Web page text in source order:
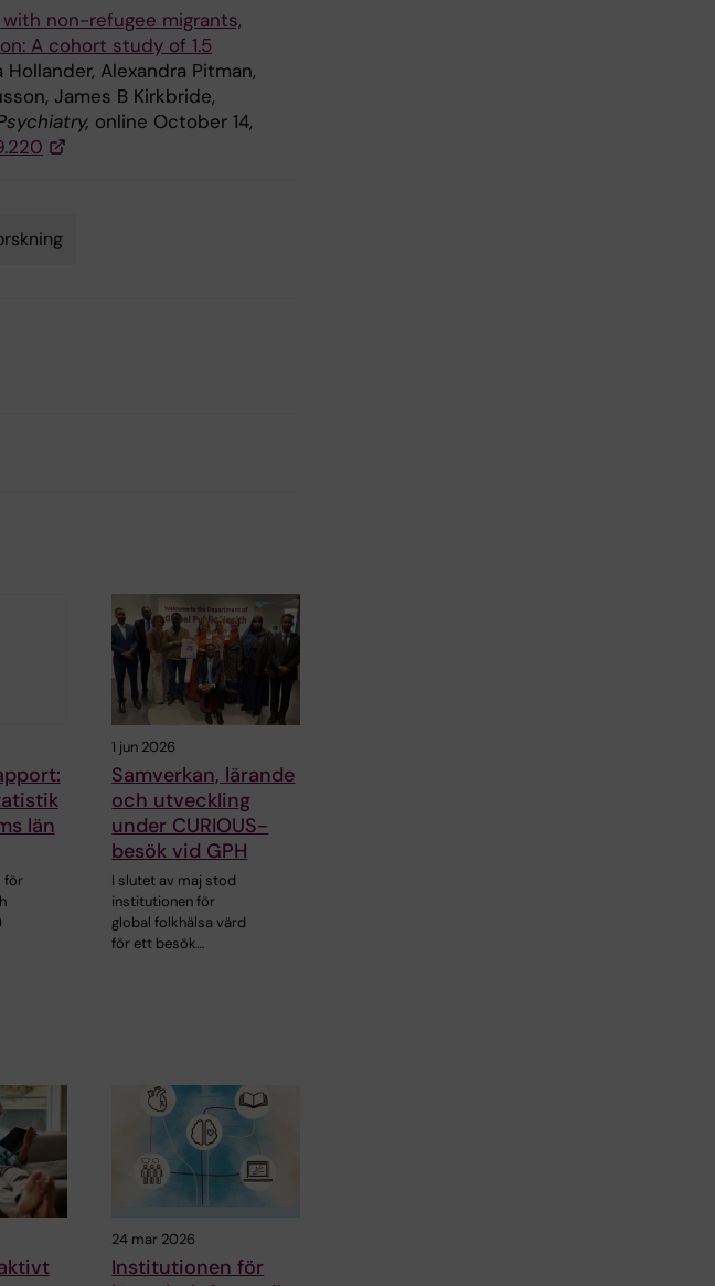
non-refugee migrants,
A cohort study of 1.5
Hollander, Alexandra Pitman,
James B Kirkbride,
online October 14,
län
för
1 jun 2026
Samverkan, lärande
och utveckling
under CURIOUS-
besök vid GPH
I slutet av maj stod
institutionen för
global folkhälsa värd
för ett besök…
24 mar 2026
Institutionen för